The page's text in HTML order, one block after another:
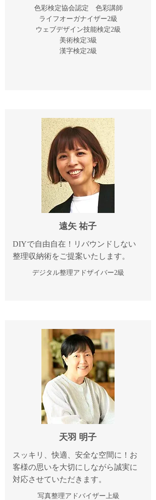
色彩検定協会認定 色彩講師
ライフオーガナイザー2級
ウェブデザイン技能検定2級
美術検定3級
​漢字検定2級
遠矢 祐子
DIYで自由自在！リバウンドしない
整理収納術をご提案いたします。
​デジタル整理アドザイバー2級
天羽 明子
スッキリ、快適、安全な空間に！お
客様の思いを大切にしながら誠実に
対応させていただきます。
写真整理アドバイザー上級